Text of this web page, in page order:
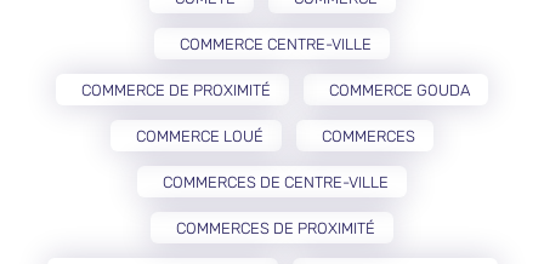
COMMERCE CENTRE-VILLE
COMMERCE DE PROXIMITÉ COMMERCE GOUDA
COMMERCE LOUÉ COMMERCES
COMMERCES DE CENTRE-VILLE
COMMERCES DE PROXIMITÉ